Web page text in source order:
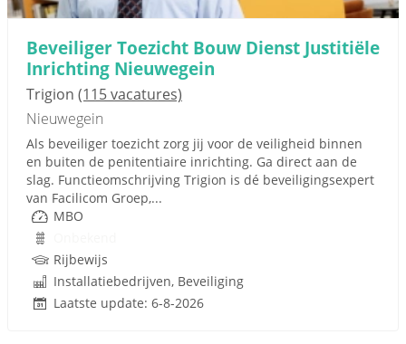
Beveiliger Toezicht Bouw Dienst Justitiële
Inrichting Nieuwegein
Trigion (115 vacatures)
Nieuwegein
Als beveiliger toezicht zorg jij voor de veiligheid binnen
en buiten de penitentiaire inrichting. Ga direct aan de
slag. Functieomschrijving Trigion is dé beveiligingsexpert
van Facilicom Groep,...
MBO
Rijbewijs
Installatiebedrijven, Beveiliging
Laatste update: 6-8-2026